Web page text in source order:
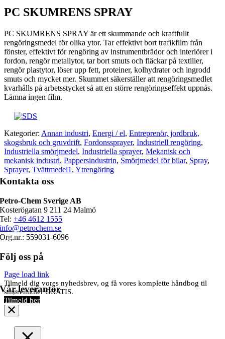
PC SKUMRENS SPRAY
PC SKUMRENS SPRAY är ett skummande och kraftfullt
rengöringsmedel för olika ytor. Tar effektivt bort trafikfilm från
fönster, effektivt för rengöring av instrumentbrädor och interiörer i
fordon, rengör metallytor, tar bort smuts och fläckar på textilier,
rengör plastytor, löser upp fett, proteiner, kolhydrater och ingrodd
smuts och mycket mer. Skummet säkerställer att rengöringsmedlet
kvarhålls på arbetsstycket så att en större rengöringseffekt uppnås.
Lämna ingen film.
Kategorier: Annan industri, Energi / el, Entreprenör, jordbruk,
skogsbruk och gruvdrift, Fordonssprayer, Industriell rengöring,
Industriella smörjmedel, Industriella sprayer, Mekanisk och
mekanisk industri, Pappersindustrin, Smörjmedel för bilar, Spray,
Sprayer, Tvättmedel1 , Ytrengöring
Kontakta oss
Petro-Chem Sverige AB
Kosterögatan 9 211 24 Malmö
Tel:+46 4612 1555
info@petrochem.se
Org.nr.: 559031-6096
Följ oss på
Vår leverantör
Page load link
Tilmeld dig vores nyhedsbrev, og få vores komplette håndbog til
smøremidler GRATIS.
Tilmeld her